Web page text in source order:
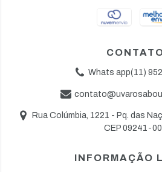
Whats app(11)
Rua Colúmbia, 1221 - Pq. das
CEP 09241-
INFORMAÇÃO